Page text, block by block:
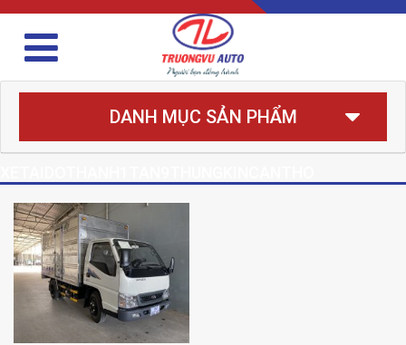
DANH MỤC SẢN PHẨM